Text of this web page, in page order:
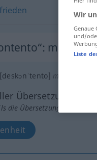
:
[deskɔnˈtento] m
Übersetzungen
die Übersetzung anklicken/
Wir
Genaue
und/
Liste